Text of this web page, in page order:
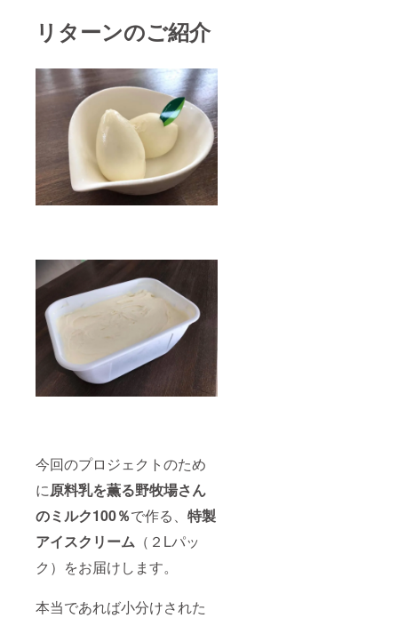
リターンのご紹介
今回のプロジェクトのため
に原料乳を薫る野牧場さん
のミルク100％で作る、 特製
アイスクリーム （２Lパッ
ク）をお届けします。
本当であれば小分けされた